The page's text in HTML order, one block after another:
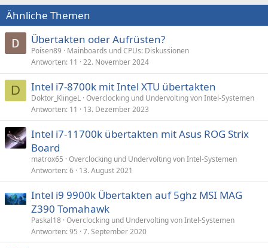
Ähnliche Themen
Übertakten oder Aufrüsten?
Poisen89
Mainboards und CPUs: Diskussionen
Antworten 11 22. November 2024
D Intel i7-8700k mit Intel XTU übertakten
Doktor_KlingeL Overclocking und Undervolting von Intel-Systemen
Antworten 11 13. Dezember 2023
Intel i7-11700k übertakten mit Asus ROG Strix
Board
matrox65 Overclocking und Undervolting von Intel-Systemen
Antworten 6 13. August 2021
Intel i9 9900k Übertakten auf 5ghz MSI MAG
Z390 Tomahawk
Paskal18 Overclocking und Undervolting von Intel-Systemen
Antworten 95 7. September 2020